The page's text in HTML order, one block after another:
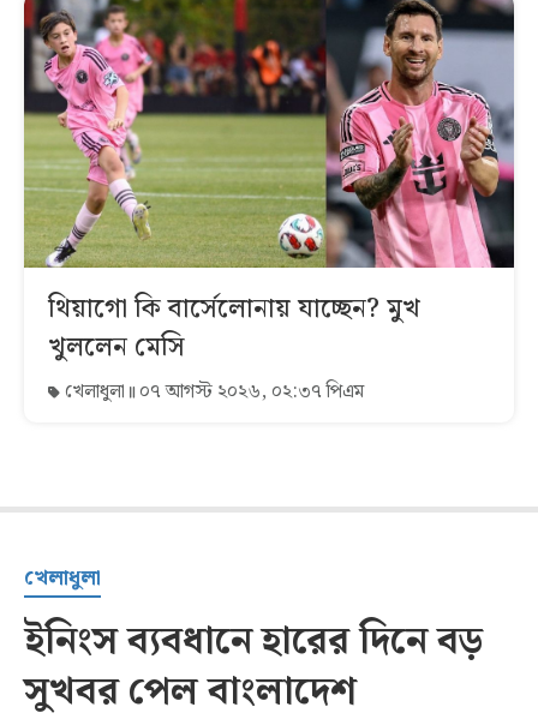
থিয়াগো কি বার্সেলোনায় যাচ্ছেন? মুখ
খুললেন মেসি
খেলাধুলা ০৭ আগস্ট ২০২৬, ০২:৩৭ পিএম
খেলাধুলা
ইনিংস ব্যবধানে হারের দিনে বড়
সুখবর পেল বাংলাদেশ